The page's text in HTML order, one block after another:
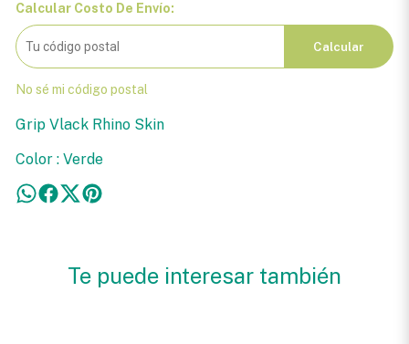
Calcular Costo De Envío:
Calcular
No sé mi código postal
Grip Vlack Rhino Skin
Color : Verde
Te puede interesar también